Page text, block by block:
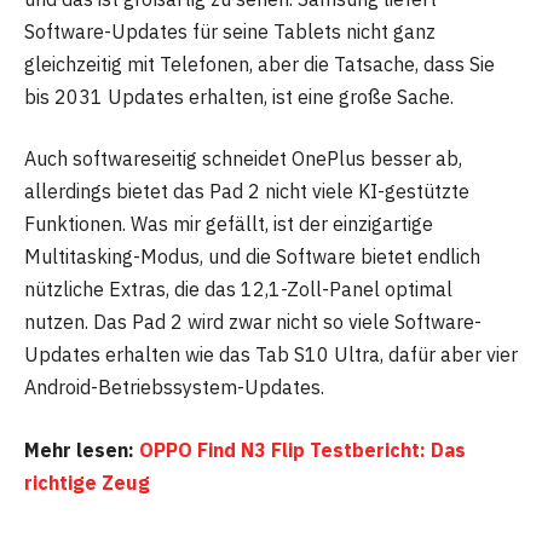
Software-Updates für seine Tablets nicht ganz
gleichzeitig mit Telefonen, aber die Tatsache, dass Sie
bis 2031 Updates erhalten, ist eine große Sache.
Auch softwareseitig schneidet OnePlus besser ab,
allerdings bietet das Pad 2 nicht viele KI-gestützte
Funktionen. Was mir gefällt, ist der einzigartige
Multitasking-Modus, und die Software bietet endlich
nützliche Extras, die das 12,1-Zoll-Panel optimal
nutzen. Das Pad 2 wird zwar nicht so viele Software-
Updates erhalten wie das Tab S10 Ultra, dafür aber vier
Android-Betriebssystem-Updates.
Mehr lesen: OPPO Find N3 Flip Testbericht: Das
richtige Zeug